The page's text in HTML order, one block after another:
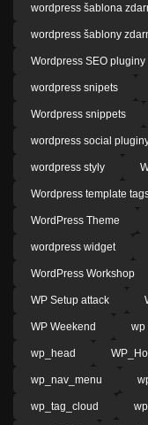
wordpress šablona
wordpress šablony
Wordpress SEO pluginy
wordpress snipets
Wordpress snippets
wordpress social
wordpress styly
Wordpress template
WordPress Theme
wordpress widget
WordPress Workshop
WP Setup attack
WP Weekend wp
wp_head
wp_nav_menu
wp_tag_cloud